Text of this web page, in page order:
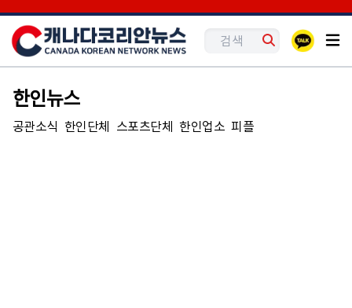
한인뉴스
공관소식 한인단체 스포츠단체 한인업소 피플